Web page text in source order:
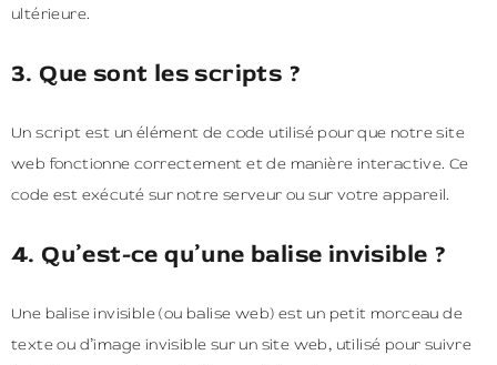
ultérieure.
3. Que sont les scripts ?
Un script est un élément de code utilisé pour que notre site
web fonctionne correctement et de manière interactive. Ce
code est exécuté sur notre serveur ou sur votre appareil.
4. Qu’est-ce qu’une balise invisible ?
Une balise invisible (ou balise web) est un petit morceau de
texte ou d’image invisible sur un site web, utilisé pour suivre